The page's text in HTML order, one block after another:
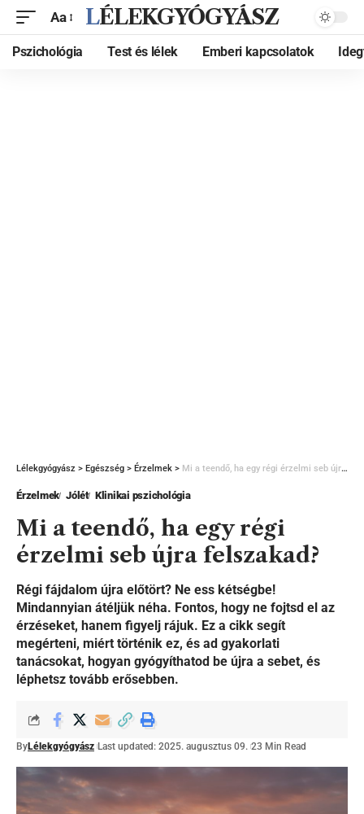
Aa LÉLEKGYÓGYÁSZ
Pszichológia Test és lélek Emberi kapcsolatok
Lélekgyógyász > Egészség > Érzelmek > Mi a teendő, ha egy régi érzelmi seb újra felszakad?
Érzelmek Jólét Klinikai pszichológia
Mi a teendő, ha egy régi
érzelmi seb újra felszakad?
Régi fájdalom újra előtört? Ne ess kétségbe!
Mindannyian átéljük néha. Fontos, hogy ne fojtsd el az
érzéseket, hanem figyelj rájuk. Ez a cikk segít
megérteni, miért történik ez, és ad gyakorlati
tanácsokat, hogyan gyógyíthatod be újra a sebet, és
léphetsz tovább erősebben.
ByLélekgyógyász Last updated: 2025. augusztus 09. 23 Min Read